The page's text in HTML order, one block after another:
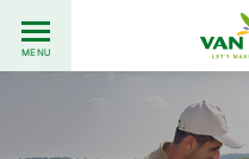
content
Back
to
MENU